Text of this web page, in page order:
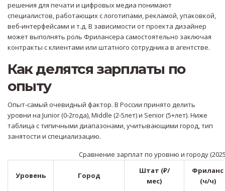
решения для печати и цифровых медиа понимают
специалистов, работающих с логотипами, рекламой, упаковкой,
веб‑интерфейсами и т.д. В зависимости от проекта дизайнер
может выполнять роль Фрилансера самостоятельно заключая
контракты с клиентами или штатного сотрудника в агентстве.
Как делятся зарплаты по
опыту
Опыт-самый очевидный фактор. В России принято делить
уровни на Junior (0‑2года), Middle (2‑5лет) и Senior (5+лет). Ниже
таблица с типичными диапазонами, учитывающими город, тип
занятости и специализацию.
Сравнение зарплат по уровню и городу
Уровень Город
Штат (₽/
мес)
Фриланс
(ч/ч)